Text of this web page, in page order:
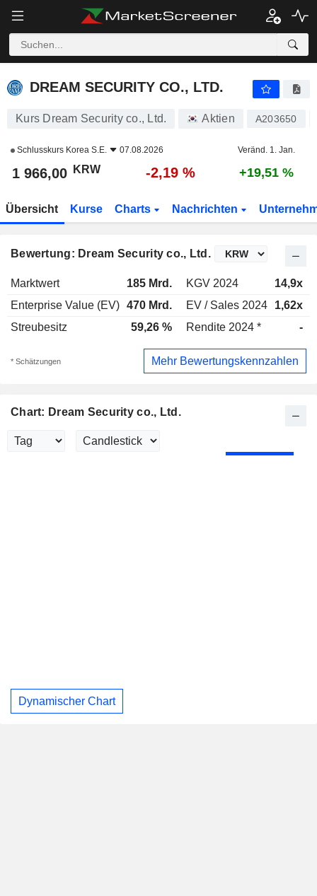
DREAM SECURITY CO., LTD.
Kurs Dream Security co., Ltd. Aktien A203650
Schlusskurs Korea S.E. 07.08.2026 Veränd. 1. Jan.
1 966,00 KRW -2,19 % +19,51 %
Übersicht Kurse Charts Nachrichten
Bewertung: Dream Security co., Ltd.
Marktwert 185 Mrd. KGV 2024
14,9x
Enterprise Value (EV) 470 Mrd. EV / Sales 2024
1,62x
Streubesitz
59,26 % Rendite 2024 * -
* Schätzungen Mehr Bewertungskennzahlen
Chart: Dream Security co., Ltd.
Dynamischer Chart